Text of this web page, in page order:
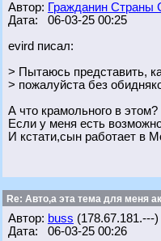
Автор: Гражданин Страны
Дата: 06-03-25 00:25
evird писал:
> Пытаюсь представить,
> пожалуйста без
А что крамольного в этом?
Если у меня есть
И кстати,сын работает в
Re: Авто,а эта тема для меня
Автор: buss (178.67.181.---)
Дата: 06-03-25 00:26